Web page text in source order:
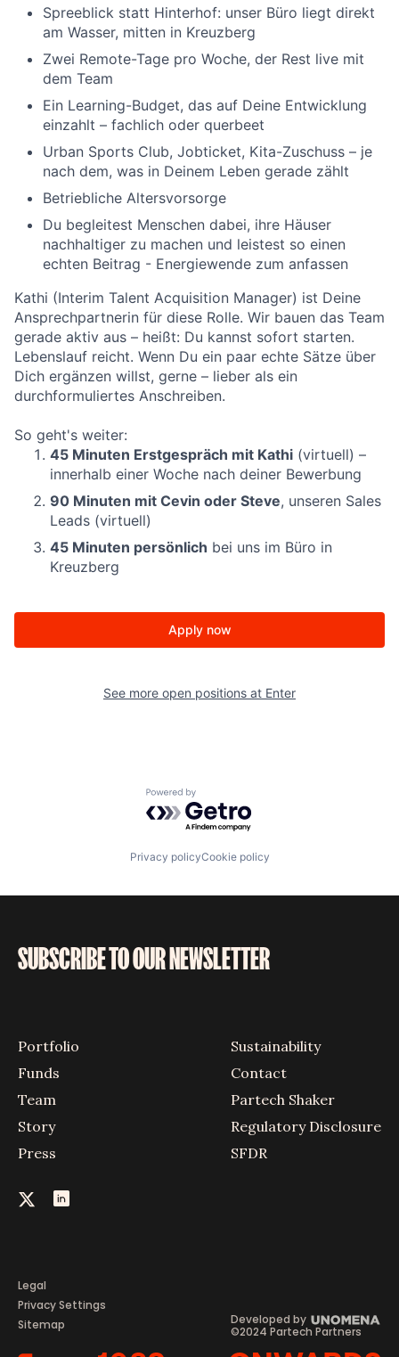
Spreeblick statt Hinterhof: unser Büro liegt direkt
am Wasser, mitten in Kreuzberg
Zwei Remote-Tage pro Woche, der Rest live mit
dem Team
Ein Learning-Budget, das auf Deine Entwicklung
einzahlt – fachlich oder querbeet
Urban Sports Club, Jobticket, Kita-Zuschuss – je
nach dem, was in Deinem Leben gerade zählt
Betriebliche Altersvorsorge
Du begleitest Menschen dabei, ihre Häuser
nachhaltiger zu machen und leistest so einen
echten Beitrag - Energiewende zum anfassen
Kathi (Interim Talent Acquisition Manager) ist Deine
Ansprechpartnerin für diese Rolle. Wir bauen das Team
gerade aktiv aus – heißt: Du kannst sofort starten.
Lebenslauf reicht. Wenn Du ein paar echte Sätze über
Dich ergänzen willst, gerne – lieber als ein
durchformuliertes Anschreiben.
So geht's weiter:
45 Minuten Erstgespräch mit Kathi (virtuell) –
innerhalb einer Woche nach deiner Bewerbung
90 Minuten mit Cevin oder Steve, unseren Sales
Leads (virtuell)
45 Minuten persönlich bei uns im Büro in
Kreuzberg
Apply now
See more open positions at Enter
Powered by Getro.com
Privacy policyCookie policy
SUBSCRIBE TO OUR NEWSLETTER
Portfolio
Funds
Team
Story
Press
Sustainability
Contact
Partech Shaker
Regulatory Disclosure
SFDR
Legal
Privacy Settings
Sitemap
©2024 Partech Partners
Developed by